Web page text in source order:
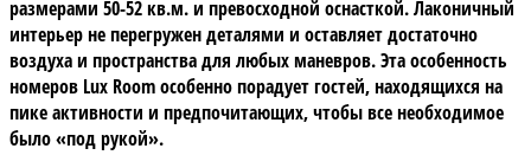
размерами 50-52 кв.м. и превосходной оснасткой. Лаконичный
интерьер не перегружен деталями и оставляет достаточно
воздуха и пространства для любых маневров. Эта особенность
номеров Lux Room особенно порадует гостей, находящихся на
пике активности и предпочитающих, чтобы все необходимое
было «под рукой».